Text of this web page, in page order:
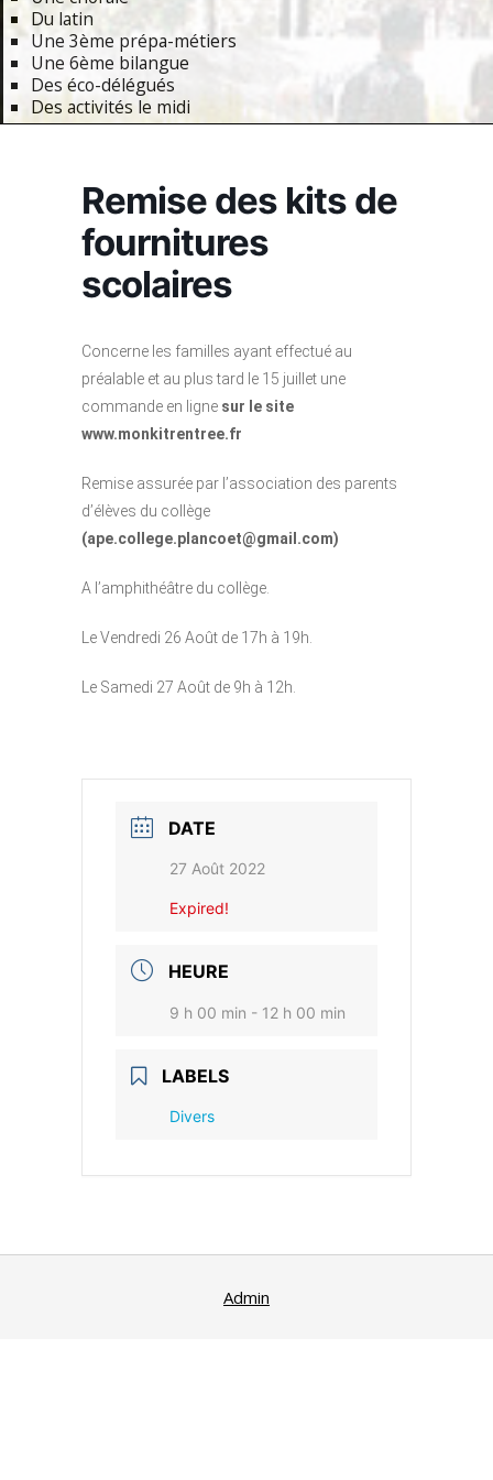
Du latin
Une 3ème prépa-métiers
Une 6ème bilangue
Des éco-délégués
Des activités le midi
Remise des kits de
fournitures
scolaires
Concerne les familles ayant effectué au
préalable et au plus tard le 15 juillet une
commande en ligne sur le site
www.monkitrentree.fr
Remise assurée par l’association des parents
d’élèves du collège
(ape.college.plancoet@gmail.com)
A l’amphithéâtre du collège.
Le Vendredi 26 Août de 17h à 19h.
Le Samedi 27 Août de 9h à 12h.
DATE
27 Août 2022
Expired!
HEURE
9 h 00 min - 12 h 00 min
LABELS
Divers
Admin